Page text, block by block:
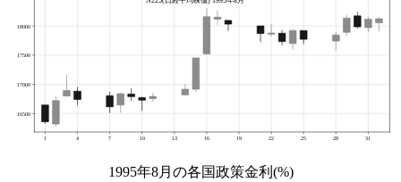
1995年8月の各国政策金利(%)